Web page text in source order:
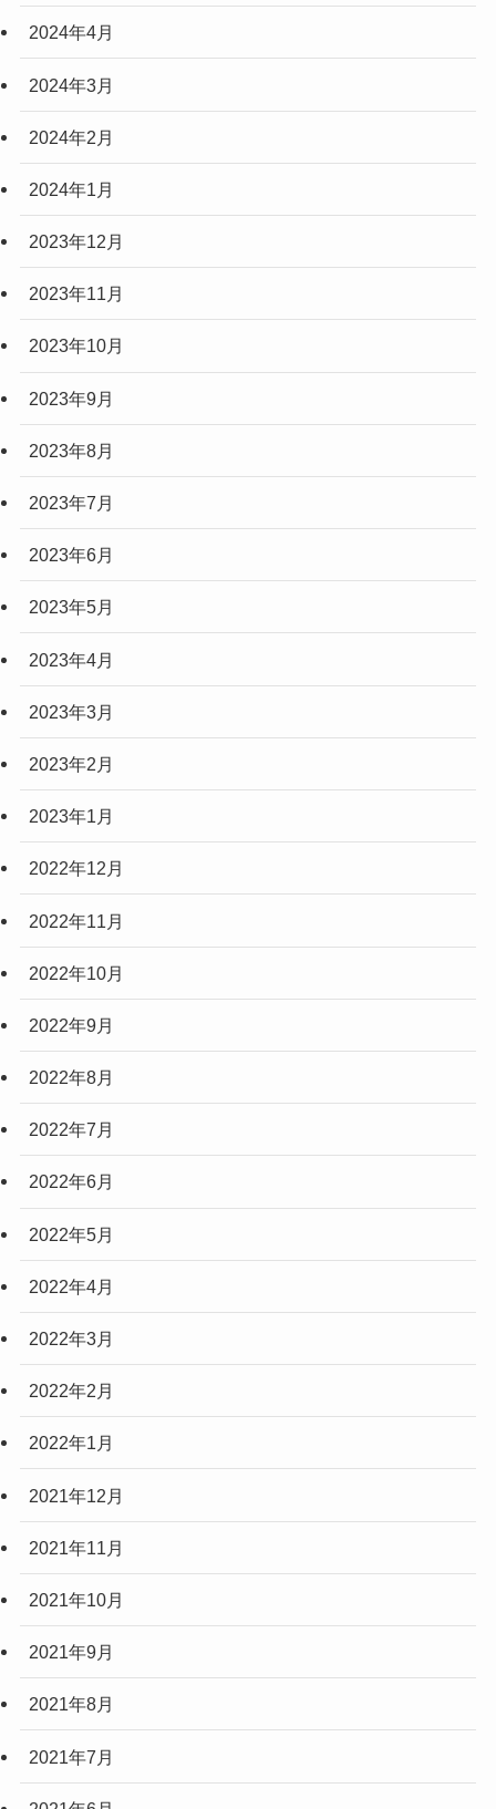
2024年4月
2024年3月
2024年2月
2024年1月
2023年12月
2023年11月
2023年10月
2023年9月
2023年8月
2023年7月
2023年6月
2023年5月
2023年4月
2023年3月
2023年2月
2023年1月
2022年12月
2022年11月
2022年10月
2022年9月
2022年8月
2022年7月
2022年6月
2022年5月
2022年4月
2022年3月
2022年2月
2022年1月
2021年12月
2021年11月
2021年10月
2021年9月
2021年8月
2021年7月